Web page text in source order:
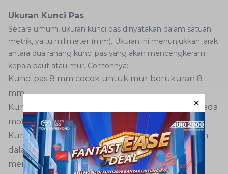
Ukuran Kunci Pas
Secara umum, ukuran kunci pas dinyatakan dalam satuan
metrik, yaitu milimeter (mm). Ukuran ini menunjukkan jarak
antara dua rahang kunci pas yang akan mencengkeram
kepala baut atau mur. Contohnya:
Kunci pas 8 mm cocok untuk mur berukuran 8
mm.
Kunci pas 10 mm cocok untuk baut standar sepeda
motor atau komponen kendaraan kecil.
Kunci pas 14 mm hingga 19 mm sering digunakan
dalam perbaikan mobil seperti melepas ban,
membuka baut bodi, hingga komponen mesin.